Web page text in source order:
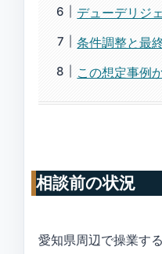
デューデリジ
条件調整と最
この想定事例
相談前の状況
愛知県周辺で操業す